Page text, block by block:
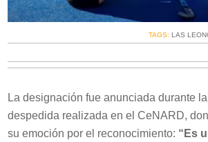
TAGS: LAS
La designación fue anunciada durante
despedida realizada en el CeNARD,
su emoción por el reconocimiento: “Es